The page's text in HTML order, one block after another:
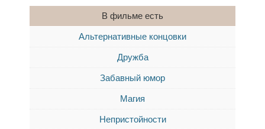
В фильме есть
Альтернативные концовки
Дружба
Забавный юмор
Магия
Непристойности